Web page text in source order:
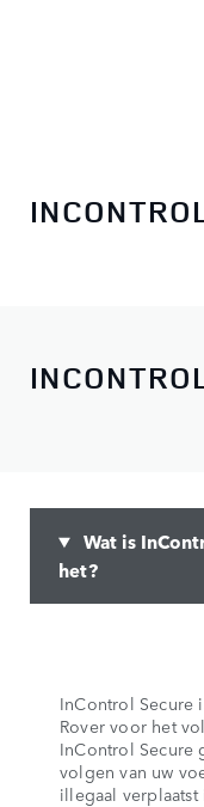
Wat is
het?
InControl Secure
Rover voor het
InControl
volgen van uw
illegaal verplaatst